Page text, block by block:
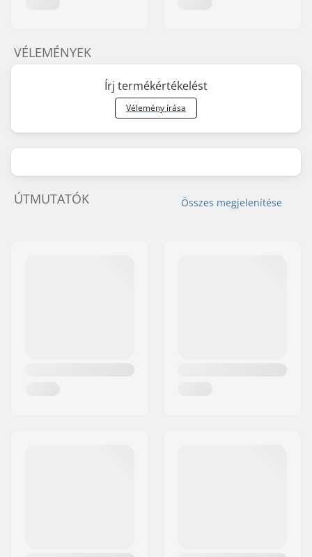
VÉLEMÉNYEK
Írj termékértékelést
Vélemény írása
Összes megjelenítése
ÚTMUTATÓK